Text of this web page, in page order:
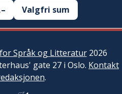
Valgfri sum
Språk og Litteratur2026
gate 27 i Oslo. Kontakt
.